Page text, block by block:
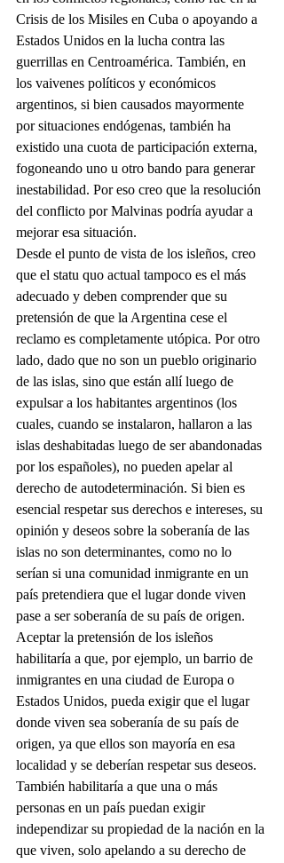
Crisis de los Misiles en Cuba o apoyando a
Estados Unidos en la lucha contra las
guerrillas en Centroamérica. También, en
los vaivenes políticos y económicos
argentinos, si bien causados mayormente
por situaciones endógenas, también ha
existido una cuota de participación externa,
fogoneando uno u otro bando para generar
inestabilidad. Por eso creo que la resolución
del conflicto por Malvinas podría ayudar a
mejorar esa situación.
Desde el punto de vista de los isleños, creo
que el statu quo actual tampoco es el más
adecuado y deben comprender que su
pretensión de que la Argentina cese el
reclamo es completamente utópica. Por otro
lado, dado que no son un pueblo originario
de las islas, sino que están allí luego de
expulsar a los habitantes argentinos (los
cuales, cuando se instalaron, hallaron a las
islas deshabitadas luego de ser abandonadas
por los españoles), no pueden apelar al
derecho de autodeterminación. Si bien es
esencial respetar sus derechos e intereses, su
opinión y deseos sobre la soberanía de las
islas no son determinantes, como no lo
serían si una comunidad inmigrante en un
país pretendiera que el lugar donde viven
pase a ser soberanía de su país de origen.
Aceptar la pretensión de los isleños
habilitaría a que, por ejemplo, un barrio de
inmigrantes en una ciudad de Europa o
Estados Unidos, pueda exigir que el lugar
donde viven sea soberanía de su país de
origen, ya que ellos son mayoría en esa
localidad y se deberían respetar sus deseos.
También habilitaría a que una o más
personas en un país puedan exigir
independizar su propiedad de la nación en la
que viven, solo apelando a su derecho de